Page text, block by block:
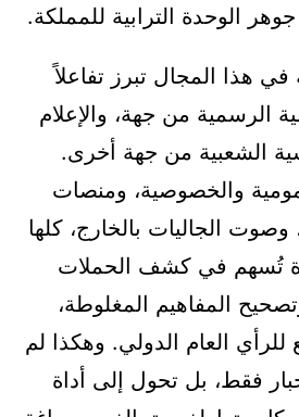
الوحدة الترابية للمملكة.
في هذا المجال تبرز تفاعلاً
الرسمية من جهة، والإعلام
الشعبية من جهة أخرى.
والخصوصية، ومنصات
وصوت الجاليات بالخارج، كلها
تُسهم في كشف الحملات
المفاهيم المغلوطة،
العام الدولي. وهكذا لم
فقط، بل تحول إلى أداة